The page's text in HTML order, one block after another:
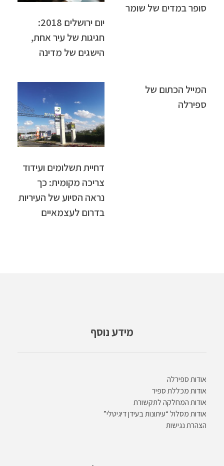
סופר במדים של שומר
יום ירושלים 2018:
חגיגות של עיר אחת,
הישגים של מדינה
המייל הכתום של
ספירלה
דחיית תשלומים ועידוד
צריכה מקומית: כך
נראה הסיוע של העיריות
בדרום לעצמאיים
מידע נוסף
אודות ספירלה
אודות מכללת ספיר
אודות המחלקה לתקשורת
אודות מסלול “עיתונות בעידן דיגיטלי”
הצהרת נגישות